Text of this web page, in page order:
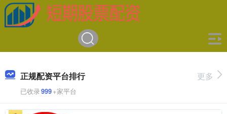
正规配资平台排行
已收录999+家平台
更多